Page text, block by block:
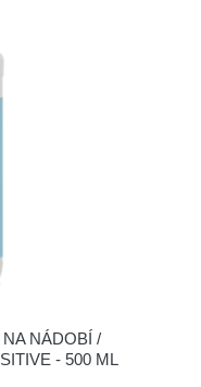
NÁDOBÍ /
- 500 ML